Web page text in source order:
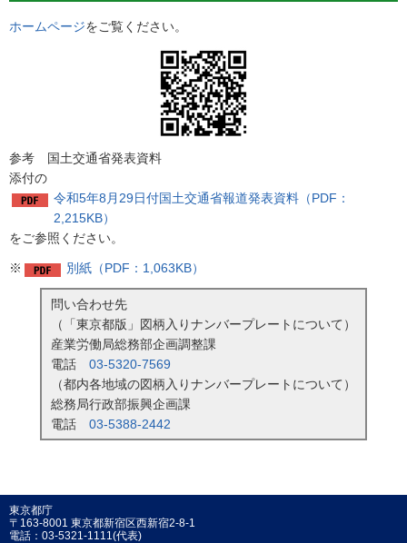
ホームページをご覧ください。
参考 国土交通省発表資料
添付の
令和5年8月29日付国土交通省報道発表資料（PDF：
2,215KB）
をご参照ください。
※ 別紙（PDF：1,063KB）
問い合わせ先
（「東京都版」図柄入りナンバープレートについて）
産業労働局総務部企画調整課
電話 03-5320-7569
（都内各地域の図柄入りナンバープレートについて）
総務局行政部振興企画課
電話 03-5388-2442
東京都庁
〒163-8001 東京都新宿区西新宿2-8-1
電話：03-5321-1111(代表)